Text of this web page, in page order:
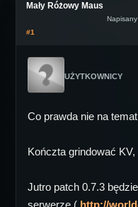
Mały Różowy Maus
#1
UŻYTKOWNICY
Co prawda nie na
Kończta grindować KV,
Jutro patch 0.7.3
serwerze ( http://